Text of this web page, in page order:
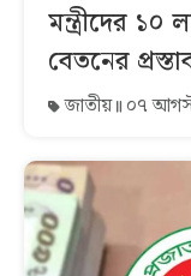
মন্ত্রীদের
বেতনের
জাতীয় ০৭